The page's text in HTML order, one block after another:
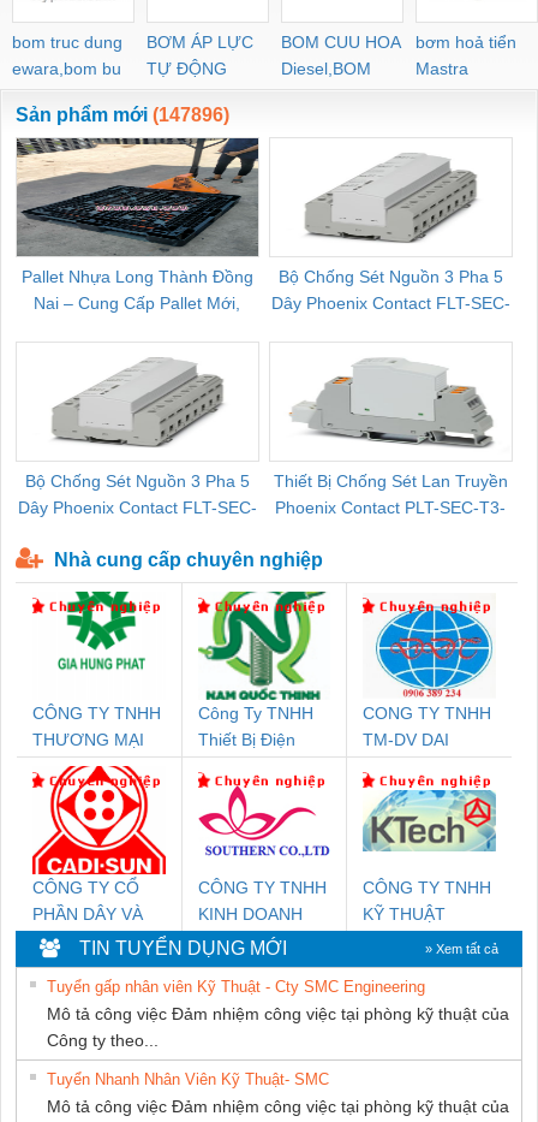
bom truc dung
ewara,bom bu
ewara
BƠM ÁP LỰC
TỰ ĐỘNG
BOM CUU HOA
Diesel,BOM
CHUA CHAY
bơm hoả tiển
Mastra
Sản phẩm mới (147896)
Pallet Nhựa Long Thành Đồng
Nai – Cung Cấp Pallet Mới,
Bộ Chống Sét Nguồn 3 Pha 5
Dây Phoenix Contact FLT-SEC-
Bộ Chống Sét Nguồn 3 Pha 5
Dây Phoenix Contact FLT-SEC-
Thiết Bị Chống Sét Lan Truyền
Phoenix Contact PLT-SEC-T3-
Nhà cung cấp chuyên nghiệp
CÔNG TY TNHH
THƯƠNG MẠI
DỊCH VỤ KỸ
THUẬT ĐIỆN CƠ
GIA HƯNG PHÁT
Công Ty TNHH
Thiết Bị Điện
CONG TY TNHH
TM-DV DAI
CÔNG TY CỔ
PHẦN DÂY VÀ
CÁP ĐIỆN
THƯỢNG ĐÌNH
CÔNG TY TNHH
KINH DOANH
DỊCH VỤ XNK
PHƯƠNG NAM
CÔNG TY TNHH
KỸ THUẬT
KTECH VIỆT
NAM
TIN TUYỂN DỤNG MỚI » Xem tất cả
Tuyển gấp nhân viên Kỹ Thuật - Cty SMC Engineering
Mô tả công việc Đảm nhiệm công việc tại phòng kỹ thuật của
Công ty theo...
Tuyển Nhanh Nhân Viên Kỹ Thuật- SMC
Mô tả công việc Đảm nhiệm công việc tại phòng kỹ thuật của